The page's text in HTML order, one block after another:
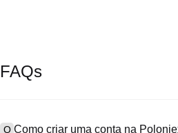
FAQs
Q Como criar uma conta na